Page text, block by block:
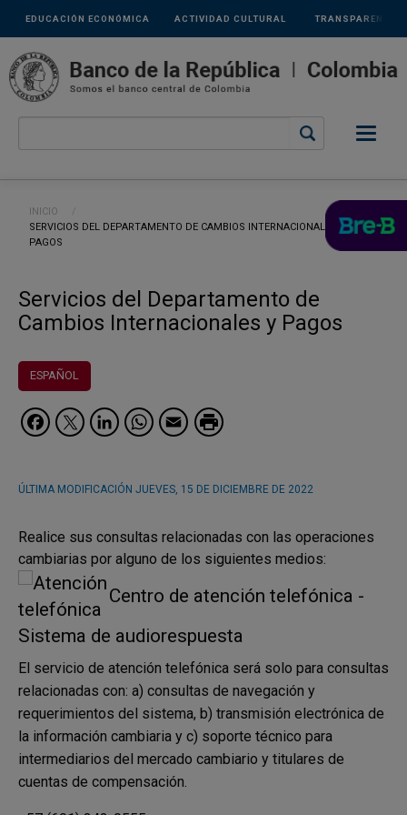
Pasar al contenido principal
Links
secundarios
ACTIVIDAD CULTURAL
EDUCACIÓN ECONÓMICA TRANSPARENCIA
Ruta de navegación
INICIO
CURRENT:
SERVICIOS DEL DEPARTAMENTO DE CAMBIOS INTERNACIONALES Y
PAGOS
Servicios del Departamento de
Cambios Internacionales y Pagos
ESPAÑOL
Facebook
Twitter
LinkedIn
WhatsApp
Email
ÚLTIMA MODIFICACIÓN JUEVES, 15 DE DICIEMBRE DE 2022
Realice sus consultas relacionadas con las operaciones
cambiarias por alguno de los siguientes medios:
Centro de atención telefónica -
Sistema de audiorespuesta
El servicio de atención telefónica será solo para consultas
relacionadas con: a) consultas de navegación y
requerimientos del sistema, b) transmisión electrónica de
la información cambiaria y c) soporte técnico para
intermediarios del mercado cambiario y titulares de
cuentas de compensación.